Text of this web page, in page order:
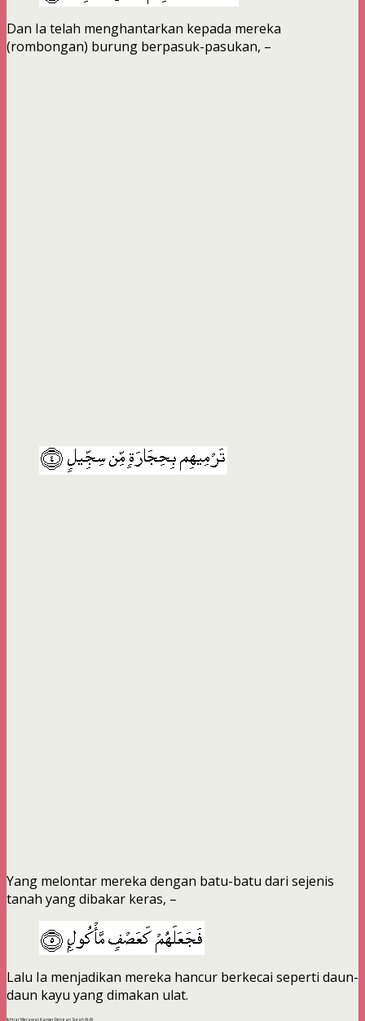
Dan Ia telah menghantarkan kepada mereka
(rombongan) burung berpasuk-pasukan, –
Yang melontar mereka dengan batu-batu dari sejenis
tanah yang dibakar keras, –
Lalu Ia menjadikan mereka hancur berkecai seperti daun-
daun kayu yang dimakan ulat.
Ikhtiar Merawat Kanser Dengan Surah Al-Fil